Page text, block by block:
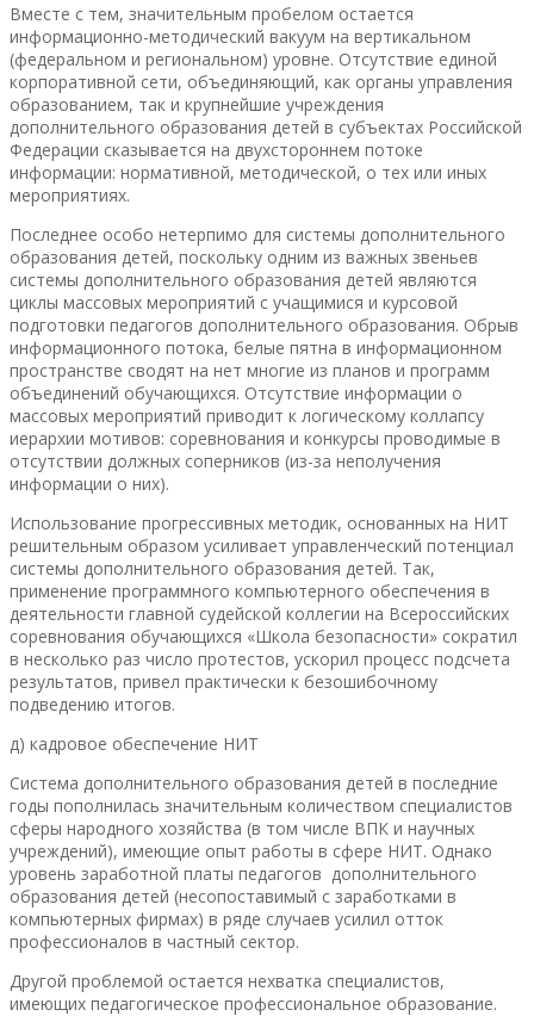
Вместе с тем, значительным пробелом остается
информационно-методический вакуум на вертикальном
(федеральном и региональном) уровне. Отсутствие единой
корпоративной сети, объединяющий, как органы управления
образованием, так и крупнейшие учреждения
дополнительного образования детей в субъектах Российской
Федерации сказывается на двухстороннем потоке
информации: нормативной, методической, о тех или иных
мероприятиях.
Последнее особо нетерпимо для системы дополнительного
образования детей, поскольку одним из важных звеньев
системы дополнительного образования детей являются
циклы массовых мероприятий с учащимися и курсовой
подготовки педагогов дополнительного образования. Обрыв
информационного потока, белые пятна в информационном
пространстве сводят на нет многие из планов и программ
объединений обучающихся. Отсутствие информации о
массовых мероприятий приводит к логическому коллапсу
иерархии мотивов: соревнования и конкурсы проводимые в
отсутствии должных соперников (из-за неполучения
информации о них).
Использование прогрессивных методик, основанных на НИТ
решительным образом усиливает управленческий потенциал
системы дополнительного образования детей. Так,
применение программного компьютерного обеспечения в
деятельности главной судейской коллегии на Всероссийских
соревнования обучающихся «Школа безопасности» сократил
в несколько раз число протестов, ускорил процесс подсчета
результатов, привел практически к безошибочному
подведению итогов.
д) кадровое обеспечение НИТ
Система дополнительного образования детей в последние
годы пополнилась значительным количеством специалистов
сферы народного хозяйства (в том числе ВПК и научных
учреждений), имеющие опыт работы в сфере НИТ. Однако
уровень заработной платы педагогов дополнительного
образования детей (несопоставимый с заработками в
компьютерных фирмах) в ряде случаев усилил отток
профессионалов в частный сектор.
Другой проблемой остается нехватка специалистов,
имеющих педагогическое профессиональное образование.